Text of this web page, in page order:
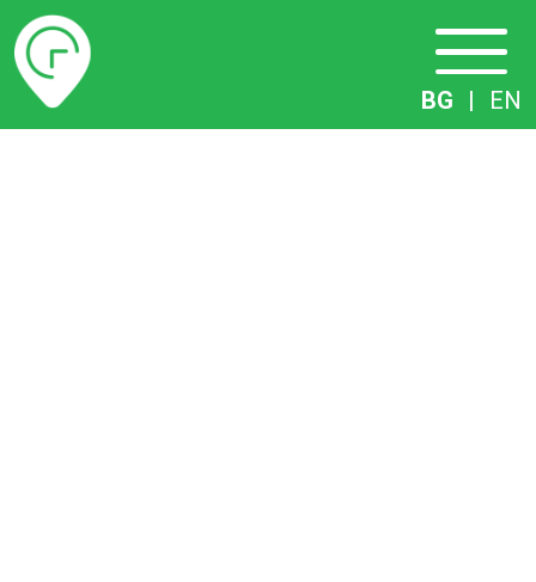
Разписание
BG | EN